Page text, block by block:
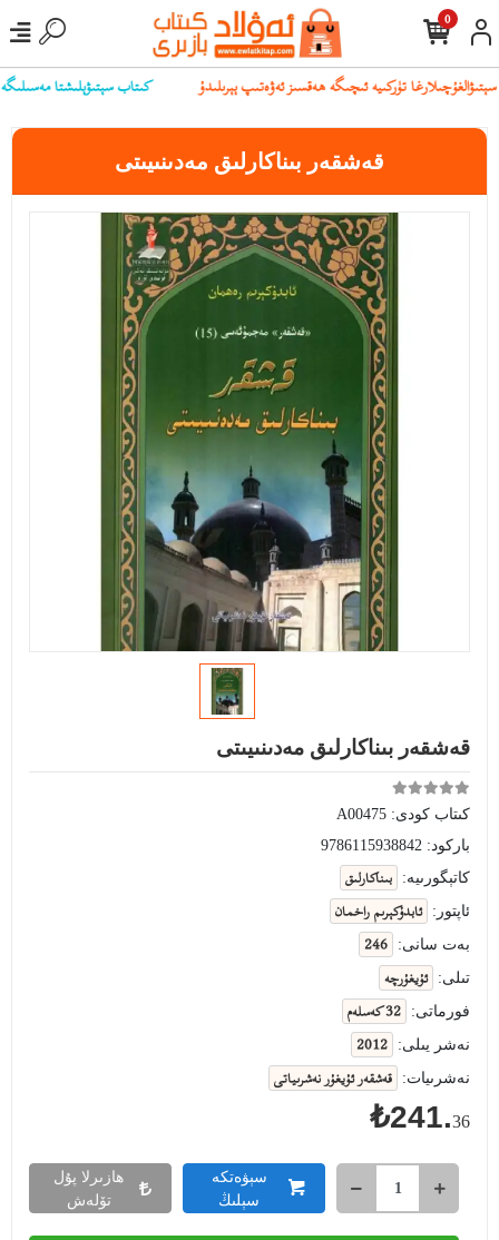
كىتاب سېتىۋېلىشتا مەسىلىگە
0
قەشقەر بىناكارلىق مەدىنىيىتى
قەشقەر بىناكارلىق مەدىنىيىتى
كىتاب كودى: A00475
باركود: 9786115938842
كاتېگورىيە:
بىناكارلىق
ئاپتور: ئابدۇكېرىم راخمان
بەت سانى: 246
تىلى: ئۇيغۇرچە
فورماتى: 32 كەسلەم
نەشر يىلى: 2012
نەشرىيات: قەشقەر ئۇيغۇر نەشرىياتى
₺241.36
سېۋەتكە
سېلىڭ
ھازىرلا پۇل
تۆلەش